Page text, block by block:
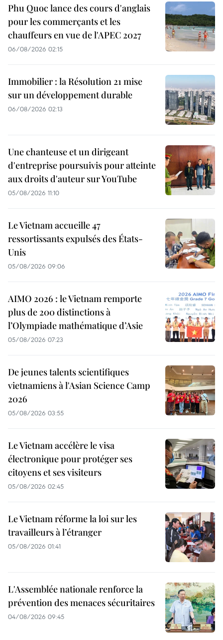
Phu Quoc lance des cours d'anglais
pour les commerçants et les
chauffeurs en vue de l'APEC 2027
06/08/2026 02:15
Immobilier : la Résolution 21 mise
sur un développement durable
06/08/2026 02:13
Une chanteuse et un dirigeant
d'entreprise poursuivis pour atteinte
aux droits d'auteur sur YouTube
05/08/2026 11:10
Le Vietnam accueille 47
ressortissants expulsés des États-
Unis
05/08/2026 09:06
AIMO 2026 : le Vietnam remporte
plus de 200 distinctions à
l’Olympiade mathématique d’Asie
05/08/2026 07:23
De jeunes talents scientifiques
vietnamiens à l'Asian Science Camp
2026
05/08/2026 03:55
Le Vietnam accélère le visa
électronique pour protéger ses
citoyens et ses visiteurs
05/08/2026 02:45
Le Vietnam réforme la loi sur les
travailleurs à l’étranger
05/08/2026 01:41
L'Assemblée nationale renforce la
prévention des menaces sécuritaires
04/08/2026 09:45